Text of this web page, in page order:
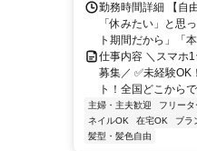
勤務時間詳細 【自
「休みたい」と思
ト期間だから」「
仕事内容 ＼スマホ
募集／ ✅未経験OK
ト！全国どこから
主婦・主夫歓迎 フリータ
ネイルOK
在宅OK ブラ
髪型・髪色自由